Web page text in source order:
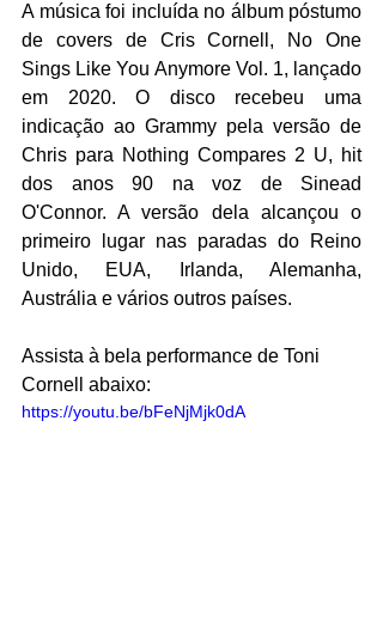
A música foi incluída no álbum póstumo
de covers de Cris Cornell, No One
Sings Like You Anymore Vol. 1, lançado
em 2020. O disco recebeu uma
indicação ao Grammy pela versão de
Chris para Nothing Compares 2 U, hit
dos anos 90 na voz de Sinead
O'Connor. A versão dela alcançou o
primeiro lugar nas paradas do Reino
Unido, EUA, Irlanda, Alemanha,
Austrália e vários outros países.
Assista à bela performance de Toni
Cornell abaixo:
https://youtu.be/bFeNjMjk0dA